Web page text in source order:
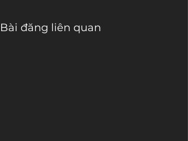
Bài đăng liên quan